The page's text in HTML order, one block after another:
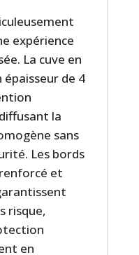
expérience
La cuve en
de 4
la
sans
Les bords
et
risque,
en